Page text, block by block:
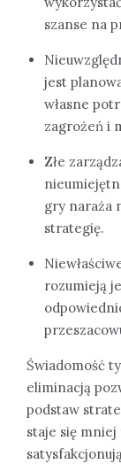
szanse na
jest
własne
zagrożeń i
Złe
gry naraża
strategię.
rozumieją
Świadomość
eliminacją
podstaw
staje się